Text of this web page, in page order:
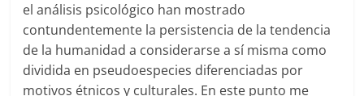
el análisis psicológico han mostrado
contundentemente la persistencia de la tendencia
de la humanidad a considerarse a sí misma como
dividida en pseudoespecies diferenciadas por
motivos étnicos y culturales. En este punto me